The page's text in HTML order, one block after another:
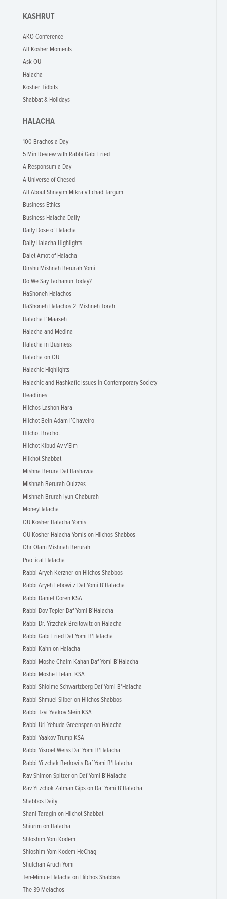
KASHRUT
AKO Conference
All Kosher Moments
Ask OU
Halacha
Kosher Tidbits
Shabbat & Holidays
HALACHA
100 Brachos a Day
5 Min Review with Rabbi Gabi Fried
A Responsum a Day
A Universe of Chesed
All About Shnayim Mikra v’Echad Targum
Business Ethics
Business Halacha Daily
Daily Dose of Halacha
Daily Halacha Highlights
Dalet Amot of Halacha
Dirshu Mishnah Berurah Yomi
Do We Say Tachanun Today?
HaShoneh Halachos
HaShoneh Halachos 2: Mishneh Torah
Halacha L'Maaseh
Halacha and Medina
Halacha in Business
Halacha on OU
Halachic Highlights
Halachic and Hashkafic Issues in Contemporary Society
Headlines
Hilchos Lashon Hara
Hilchot Bein Adam l’Chaveiro
Hilchot Brachot
Hilchot Kibud Av v’Eim
Hilkhot Shabbat
Mishna Berura Daf Hashavua
Mishnah Berurah Quizzes
Mishnah Brurah Iyun Chaburah
MoneyHalacha
OU Kosher Halacha Yomis
OU Kosher Halacha Yomis on Hilchos Shabbos
Ohr Olam Mishnah Berurah
Practical Halacha
Rabbi Aryeh Kerzner on Hilchos Shabbos
Rabbi Aryeh Lebowitz Daf Yomi B'Halacha
Rabbi Daniel Coren KSA
Rabbi Dov Tepler Daf Yomi B'Halacha
Rabbi Dr. Yitzchak Breitowitz on Halacha
Rabbi Gabi Fried Daf Yomi B'Halacha
Rabbi Kahn on Halacha
Rabbi Moshe Chaim Kahan Daf Yomi B'Halacha
Rabbi Moshe Elefant KSA
Rabbi Shloime Schwartzberg Daf Yomi B'Halacha
Rabbi Shmuel Silber on Hilchos Shabbos
Rabbi Tzvi Yaakov Stein KSA
Rabbi Uri Yehuda Greenspan on Halacha
Rabbi Yaakov Trump KSA
Rabbi Yisroel Weiss Daf Yomi B'Halacha
Rabbi Yitzchak Berkovits Daf Yomi B'Halacha
Rav Shimon Spitzer on Daf Yomi B'Halacha
Rav Yitzchok Zalman Gips on Daf Yomi B'Halacha
Shabbos Daily
Shani Taragin on Hilchot Shabbat
Shiurim on Halacha
Shloshim Yom Kodem
Shloshim Yom Kodem HeChag
Shulchan Aruch Yomi
Ten-Minute Halacha on Hilchos Shabbos
The 39 Melachos